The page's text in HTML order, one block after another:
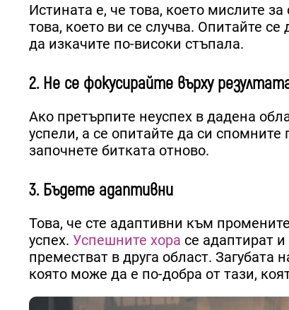
Истината е, че това, което мислите
това, което ви се случва. Опитайте се
да изкачите по-високи стъпала.
2. Не се фокусирайте върху
Ако претърпите неуспех в дадена
успели, а се опитайте да си спомните
започнете битката отново.
3. Бъдете адаптивни
Това, че сте адаптивни към
успех. Успешните хора се адаптират
преместват в друга област.
която може да е по-добра от тази,